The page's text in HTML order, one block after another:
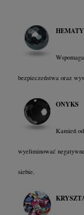
bezpieczeństwa oraz
ONYKS
Kamień
wyeliminować
siebie.